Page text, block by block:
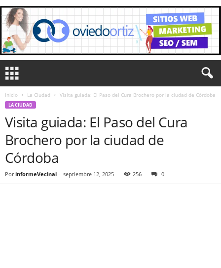
Inicio La Ciudad Visita guiada: El Paso del Cura Brochero por la ciudad de Córdoba
LA CIUDAD
Visita guiada: El Paso del Cura
Brochero por la ciudad de
Córdoba
Por informeVecinal - septiembre 12, 2025 256 0